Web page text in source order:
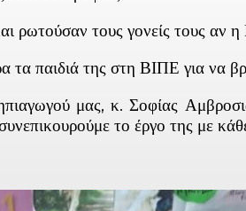
ρωτούσαν τους γονείς τους αν
παιδιά της στη ΒΙΠΕ για να
μας, κ. Σοφίας
το έργο της με